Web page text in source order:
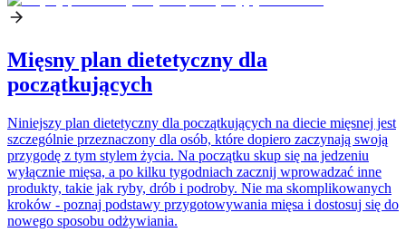
Mięsny plan dietetyczny dla
początkujących
Niniejszy plan dietetyczny dla początkujących na diecie mięsnej jest
szczególnie przeznaczony dla osób, które dopiero zaczynają swoją
przygodę z tym stylem życia. Na początku skup się na jedzeniu
wyłącznie mięsa, a po kilku tygodniach zacznij wprowadzać inne
produkty, takie jak ryby, drób i podroby. Nie ma skomplikowanych
kroków - poznaj podstawy przygotowywania mięsa i dostosuj się do
nowego sposobu odżywiania.